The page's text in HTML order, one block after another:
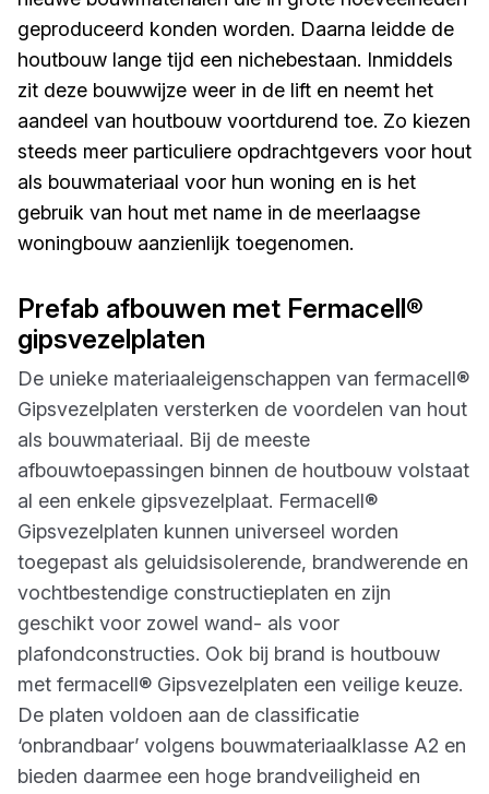
geproduceerd konden worden. Daarna leidde de
houtbouw lange tijd een nichebestaan. Inmiddels
zit deze bouwwijze weer in de lift en neemt het
aandeel van houtbouw voortdurend toe. Zo kiezen
steeds meer particuliere opdrachtgevers voor hout
als bouwmateriaal voor hun woning en is het
gebruik van hout met name in de meerlaagse
woningbouw aanzienlijk toegenomen.
Prefab afbouwen met Fermacell®
gipsvezelplaten
De unieke materiaaleigenschappen van fermacell®
Gipsvezelplaten versterken de voordelen van hout
als bouwmateriaal. Bij de meeste
afbouwtoepassingen binnen de houtbouw volstaat
al een enkele gipsvezelplaat. Fermacell®
Gipsvezelplaten kunnen universeel worden
toegepast als geluidsisolerende, brandwerende en
vochtbestendige constructieplaten en zijn
geschikt voor zowel wand- als voor
plafondconstructies. Ook bij brand is houtbouw
met fermacell® Gipsvezelplaten een veilige keuze.
De platen voldoen aan de classificatie
‘onbrandbaar’ volgens bouwmateriaalklasse A2 en
bieden daarmee een hoge brandveiligheid en